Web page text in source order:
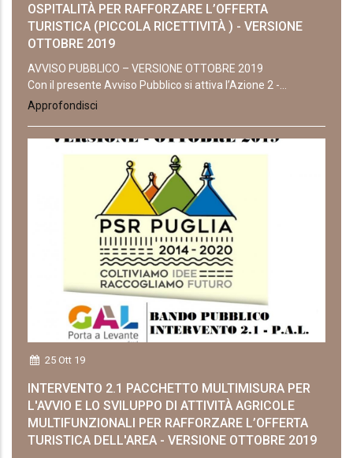
OSPITALITÀ PER RAFFORZARE L’OFFERTA
TURISTICA (PICCOLA RICETTIVITÀ ) - VERSIONE
OTTOBRE 2019
AVVISO PUBBLICO – VERSIONE OTTOBRE 2019
Con il presente Avviso Pubblico si attiva l’Azione 2 -...
Approfondisci
25 Ott 19
INTERVENTO 2.1 PACCHETTO MULTIMISURA PER
L'AVVIO E LO SVILUPPO DI ATTIVITÀ AGRICOLE
MULTIFUNZIONALI PER RAFFORZARE L’OFFERTA
TURISTICA DELL'AREA - VERSIONE OTTOBRE 2019